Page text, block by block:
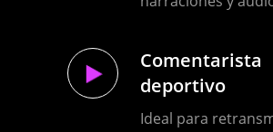
Kenyan English
Narraciones largas
Voz publicitaria